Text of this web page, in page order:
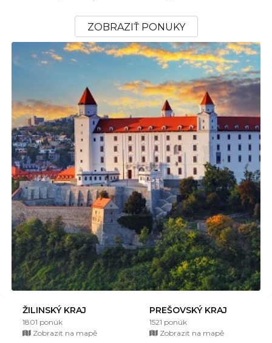
ZOBRAZIŤ PONUKY
ŽILINSKÝ KRAJ
1801 ponúk
Zobrazit na mapě
PREŠOVSKÝ KRAJ
1521 ponúk
Zobrazit na mapě